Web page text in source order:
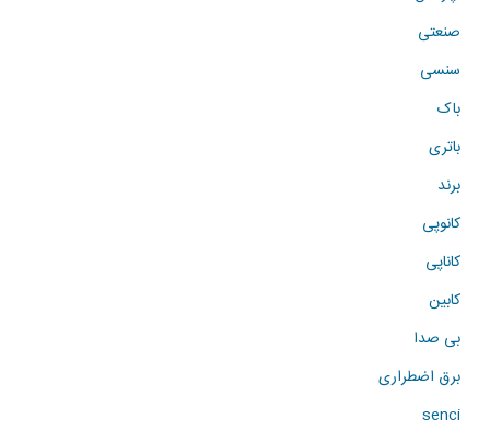
صنعتی
سنسی
باک
باتری
برند
کانوپی
کاناپی
کابین
بی صدا
برق اضطراری
senci